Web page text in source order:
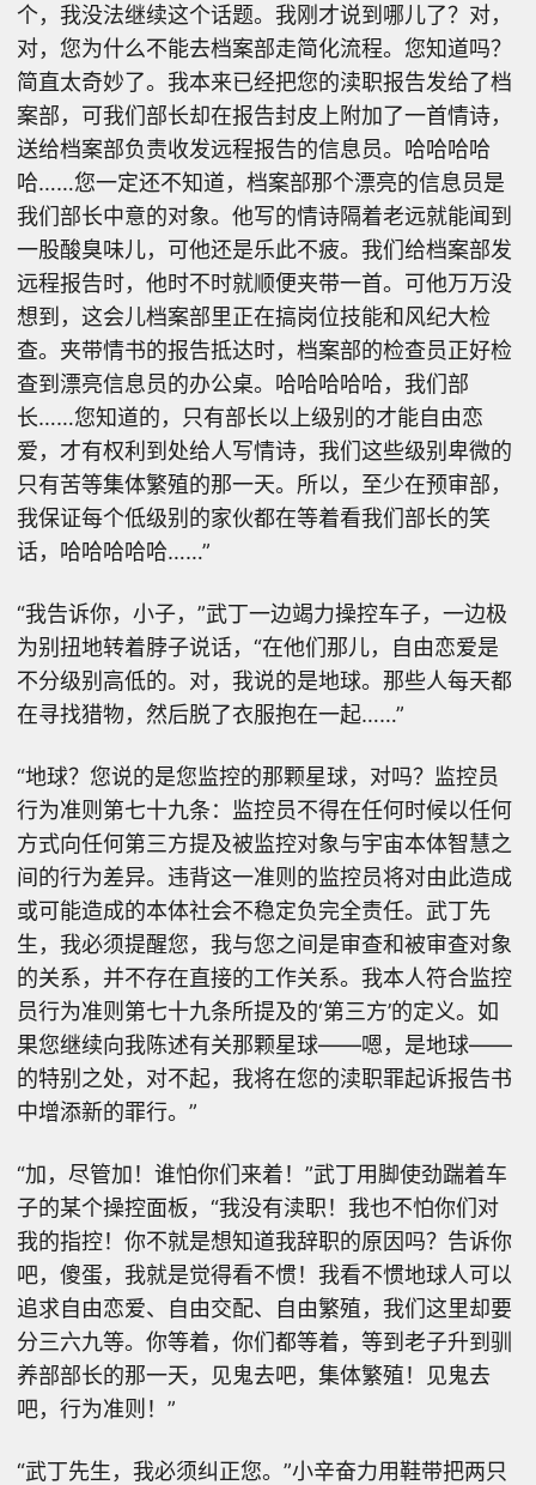
个，我没法继续这个话题。我刚才说到哪儿了？对，
对，您为什么不能去档案部走简化流程。您知道吗？
简直太奇妙了。我本来已经把您的渎职报告发给了档
案部，可我们部长却在报告封皮上附加了一首情诗，
送给档案部负责收发远程报告的信息员。哈哈哈哈
哈……您一定还不知道，档案部那个漂亮的信息员是
我们部长中意的对象。他写的情诗隔着老远就能闻到
一股酸臭味儿，可他还是乐此不疲。我们给档案部发
远程报告时，他时不时就顺便夹带一首。可他万万没
想到，这会儿档案部里正在搞岗位技能和风纪大检
查。夹带情书的报告抵达时，档案部的检查员正好检
查到漂亮信息员的办公桌。哈哈哈哈哈，我们部
长……您知道的，只有部长以上级别的才能自由恋
爱，才有权利到处给人写情诗，我们这些级别卑微的
只有苦等集体繁殖的那一天。所以，至少在预审部，
我保证每个低级别的家伙都在等着看我们部长的笑
话，哈哈哈哈哈……”
“我告诉你，小子，”武丁一边竭力操控车子，一边极
为别扭地转着脖子说话，“在他们那儿，自由恋爱是
不分级别高低的。对，我说的是地球。那些人每天都
在寻找猎物，然后脱了衣服抱在一起……”
“地球？您说的是您监控的那颗星球，对吗？监控员
行为准则第七十九条：监控员不得在任何时候以任何
方式向任何第三方提及被监控对象与宇宙本体智慧之
间的行为差异。违背这一准则的监控员将对由此造成
或可能造成的本体社会不稳定负完全责任。武丁先
生，我必须提醒您，我与您之间是审查和被审查对象
的关系，并不存在直接的工作关系。我本人符合监控
员行为准则第七十九条所提及的‘第三方’的定义。如
果您继续向我陈述有关那颗星球——嗯，是地球——
的特别之处，对不起，我将在您的渎职罪起诉报告书
中增添新的罪行。”
“加，尽管加！谁怕你们来着！”武丁用脚使劲踹着车
子的某个操控面板，“我没有渎职！我也不怕你们对
我的指控！你不就是想知道我辞职的原因吗？告诉你
吧，傻蛋，我就是觉得看不惯！我看不惯地球人可以
追求自由恋爱、自由交配、自由繁殖，我们这里却要
分三六九等。你等着，你们都等着，等到老子升到驯
养部部长的那一天，见鬼去吧，集体繁殖！见鬼去
吧，行为准则！”
“武丁先生，我必须纠正您。”小辛奋力用鞋带把两只